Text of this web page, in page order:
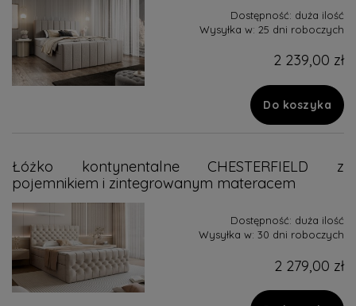
Dostępność: duża ilość
Wysyłka w: 25 dni roboczych
2 239,00 zł
Do koszyka
Łóżko kontynentalne CHESTERFIELD z
pojemnikiem i zintegrowanym materacem
Dostępność: duża ilość
Wysyłka w: 30 dni roboczych
2 279,00 zł